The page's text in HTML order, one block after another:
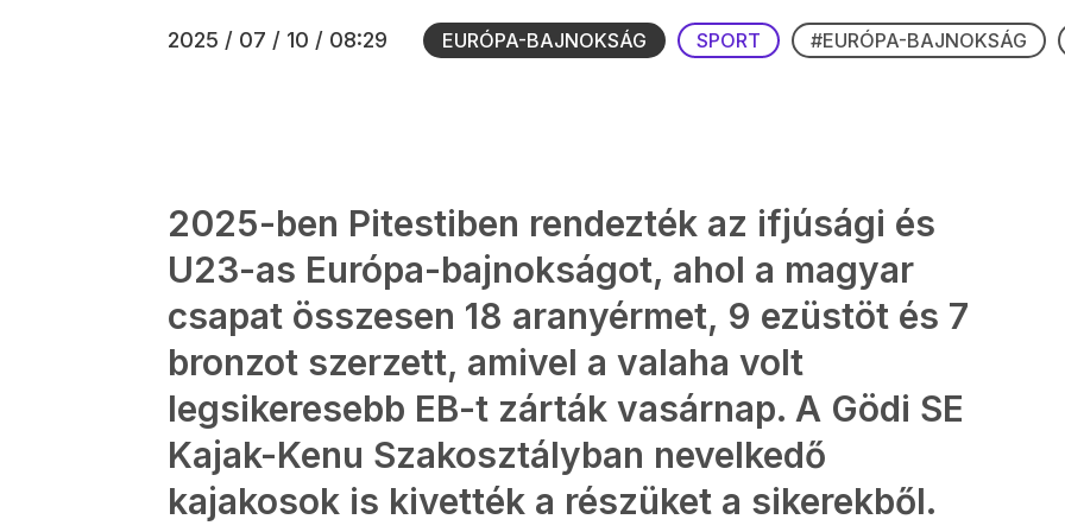
2025 / 07 / 10 / 08:29 EURÓPA-BAJNOKSÁG SPORT #EURÓPA-BAJNOKSÁG
2025-ben Pitestiben rendezték az ifjúsági és
U23-as Európa-bajnokságot, ahol a magyar
csapat összesen 18 aranyérmet, 9 ezüstöt és 7
bronzot szerzett, amivel a valaha volt
legsikeresebb EB-t zárták vasárnap. A Gödi SE
Kajak-Kenu Szakosztályban nevelkedő
kajakosok is kivették a részüket a sikerekből.